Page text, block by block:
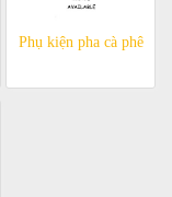
Phụ kiện pha cà phê